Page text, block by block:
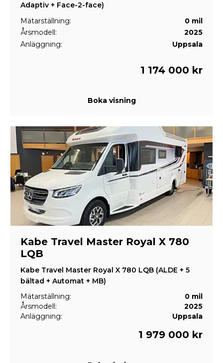
Adaptiv + Face-2-face)
Mätarställning:
0 mil
Årsmodell:
2025
Anläggning:
Uppsala
1 174 000 kr
Boka visning
Kabe Travel Master Royal X 780
LQB
Kabe Travel Master Royal X 780 LQB (ALDE + 5
bältad + Automat + MB)
Mätarställning:
0 mil
Årsmodell:
2025
Anläggning:
Uppsala
1 979 000 kr